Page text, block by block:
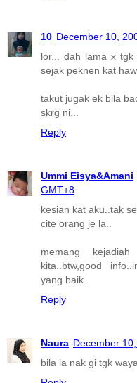
10 December 10,
lor... dah lama x
sejak peknen kat
takut jugak ek bila
skrg ni...
Reply
Ummi Eisya&Amani
GMT+8
kesian kat aku..tak
cite orang je la..
memang
kita..btw,good
yang baik..
Reply
Naura December
bila la nak gi tgk